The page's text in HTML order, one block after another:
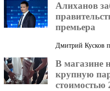
Алиханов
премьера
Дмитрий Кусков
В магазине
крупную
стоимостью